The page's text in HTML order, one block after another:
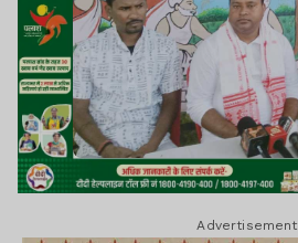
Advertisement